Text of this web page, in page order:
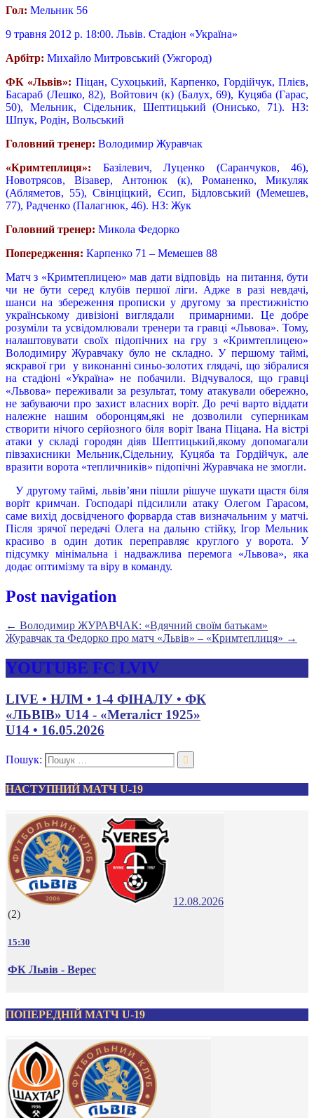
Гол: Мельник 56
9 травня 2012 р. 18:00. Львів. Стадіон «Україна»
Арбітр: Михайло Митровський (Ужгород)
ФК «Львів»: Піцан, Сухоцький, Карпенко, Гордійчук, Плієв,
Басараб (Лешко, 82), Войтович (к) (Балух, 69), Куцяба (Гарас,
50), Мельник, Сідельник, Шептицький (Онисько, 71). НЗ:
Шпук, Родін, Вольський
Головний тренер: Володимир Журавчак
«Кримтеплиця»: Базілевич, Луценко (Саранчуков, 46),
Новотрясов, Візавер, Антонюк (к), Романенко, Микуляк
(Абляметов, 55), Свінціцкий, Єсип, Бідловський (Мемешев,
77), Радченко (Палагнюк, 46). НЗ: Жук
Головний тренер: Микола Федорко
Попередження: Карпенко 71 – Мемешев 88
Матч з «Кримтеплицею» мав дати відповідь на питання, бути
чи не бути серед клубів першої ліги. Адже в разі невдачі,
шанси на збереження прописки у другому за престижністю
українському дивізіоні виглядали примарними. Це добре
розуміли та усвідомлювали тренери та гравці «Львова». Тому,
налаштовувати своїх підопічних на гру з «Кримтеплицею»
Володимиру Журавчаку було не складно. У першому таймі,
яскравої гри у виконанні синьо-золотих глядачі, що зібралися
на стадіоні «Україна» не побачили. Відчувалося, що гравці
«Львова» переживали за результат, тому атакували обережно,
не забуваючи про захист власних воріт. До речі варто віддати
належне нашим оборонцям,які не дозволили суперникам
створити нічого серйозного біля воріт Івана Піцана. На вістрі
атаки у складі городян діяв Шептицький,якому допомагали
півзахисники Мельник,Сідельниу, Куцяба та Гордійчук, але
вразити ворота «тепличників» підопічні Журавчака не змогли.
У другому таймі, львів’яни пішли рішуче шукати щастя біля
воріт кримчан. Господарі підсилили атаку Олегом Гарасом,
саме вихід досвідченого форварда став визначальним у матчі.
Після зрячої передачі Олега на дальню стійку, Ігор Мельник
красиво в один дотик переправляє круглого у ворота. У
підсумку мінімальна і надважлива перемога «Львова», яка
додає оптимізму та віру в команду.
Post navigation
← Володимир ЖУРАВЧАК: «Вдячний своїм батькам»
Журавчак та Федорко про матч «Львів» – «Кримтеплиця» →
YOUTUBE FC LVIV
LIVE • НЛМ • 1-4 ФІНАЛУ • ФК
«ЛЬВІВ» U14 - «Металіст 1925»
U14 • 16.05.2026
Пошук:
НАСТУПНИЙ МАТЧ U-19
12.08.2026
(2)
15:30
ФК Львів - Верес
ПОПЕРЕДНІЙ МАТЧ U-19